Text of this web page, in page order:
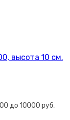
высота 10 см.